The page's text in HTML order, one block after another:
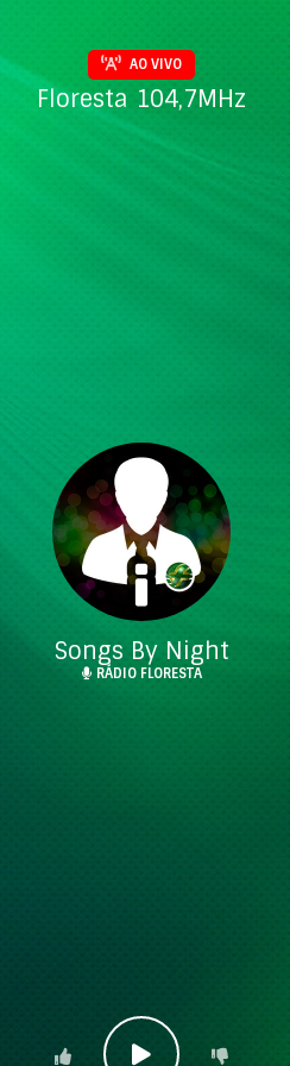
AO VIVO
Floresta 104,7MHz
Songs By Night
RÁDIO FLORESTA